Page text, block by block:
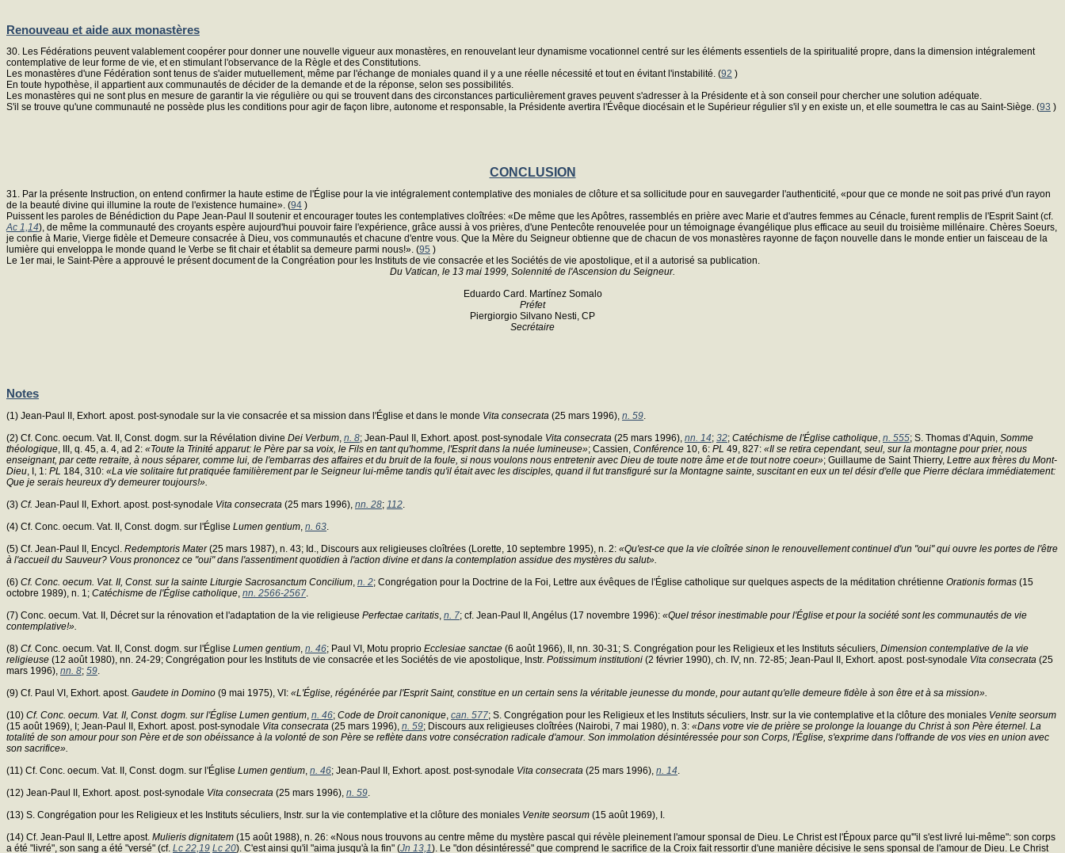
Renouveau et aide aux monastères
30. Les Fédérations peuvent valablement coopérer pour donner une nouvelle vigueur aux monastères, en renouvelant leur dynamisme vocationnel centré sur les éléments essentiels de la spiritualité propre, dans la dimension intégralement
contemplative de leur forme de vie, et en stimulant l'observance de la Règle et des Constitutions.
Les monastères d'une Fédération sont tenus de s'aider mutuellement, même par l'échange de moniales quand il y a une réelle nécessité et tout en évitant l'instabilité. (92 )
En toute hypothèse, il appartient aux communautés de décider de la demande et de la réponse, selon ses possibilités.
Les monastères qui ne sont plus en mesure de garantir la vie régulière ou qui se trouvent dans des circonstances particulièrement graves peuvent s'adresser à la Présidente et à son conseil pour chercher une solution adéquate.
S'il se trouve qu'une communauté ne possède plus les conditions pour agir de façon libre, autonome et responsable, la Présidente avertira l'Évêque diocésain et le Supérieur régulier s'il y en existe un, et elle soumettra le cas au Saint-Siège. (93 )
CONCLUSION
31. Par la présente Instruction, on entend confirmer la haute estime de l'Église pour la vie intégralement contemplative des moniales de clôture et sa sollicitude pour en sauvegarder l'authenticité, «pour que ce monde ne soit pas privé d'un rayon
de la beauté divine qui illumine la route de l'existence humaine». (94 )
Puissent les paroles de Bénédiction du Pape Jean-Paul II soutenir et encourager toutes les contemplatives cloîtrées: «De même que les Apôtres, rassemblés en prière avec Marie et d'autres femmes au Cénacle, furent remplis de l'Esprit Saint (cf.
Ac 1,14), de même la communauté des croyants espère aujourd'hui pouvoir faire l'expérience, grâce aussi à vos prières, d'une Pentecôte renouvelée pour un témoignage évangélique plus efficace au seuil du troisième millénaire. Chères Soeurs,
je confie à Marie, Vierge fidèle et Demeure consacrée à Dieu, vos communautés et chacune d'entre vous. Que la Mère du Seigneur obtienne que de chacun de vos monastères rayonne de façon nouvelle dans le monde entier un faisceau de la
lumière qui enveloppa le monde quand le Verbe se fit chair et établit sa demeure parmi nous!». (95 )
Le 1er mai, le Saint-Père a approuvé le présent document de la Congréation pour les Instituts de vie consacrée et les Sociétés de vie apostolique, et il a autorisé sa publication.
Du Vatican, le 13 mai 1999, Solennité de l'Ascension du Seigneur.
Eduardo Card. Martínez Somalo
Préfet
Piergiorgio Silvano Nesti, CP
Secrétaire
Notes
(1) Jean-Paul II, Exhort. apost. post-synodale sur la vie consacrée et sa mission dans l'Église et dans le monde Vita consecrata (25 mars 1996), n. 59
(2) Cf. Conc. oecum. Vat. II, Const. dogm. sur la Révélation divine Dei Verbum n. 8; Jean-Paul II, Exhort. apost. post-synodale Vita consecrata (25 mars 1996), nn. 14; 32; Catéchisme de l'Église catholique n. 555; S. Thomas d'Aquin, Somme
théologique , III, q. 45, a. 4, ad 2: «Toute la Trinité apparut: le Père par sa voix, le Fils en tant qu'homme, l'Esprit dans la nuée lumineuse»; Cassien, Conférence 10, 6: PL 49, 827: «Il se retira cependant, seul, sur la montagne pour prier, nous
enseignant, par cette retraite, à nous séparer, comme lui, de l'embarras des affaires et du bruit de la foule, si nous voulons nous entretenir avec Dieu de toute notre âme et de tout notre coeur»; Guillaume de Saint Thierry, Lettre aux frères du Mont-
Dieu , I, 1: PL 184, 310: «La vie solitaire fut pratiquée familièrement par le Seigneur lui-même tandis qu'il était avec les disciples, quand il fut transfiguré sur la Montagne sainte, suscitant en eux un tel désir d'elle que Pierre déclara immédiatement:
Que je serais heureux d'y demeurer toujours!».
(3) Cf. Jean-Paul II, Exhort. apost. post-synodale Vita consecrata (25 mars 1996), nn. 28; 112
(4) Cf. Conc. oecum. Vat. II, Const. dogm. sur l'Église Lumen gentium n. 63
(5) Cf. Jean-Paul II, Encycl. Redemptoris Mater(25 mars 1987), n. 43; Id., Discours aux religieuses cloîtrées (Lorette, 10 septembre 1995), n. 2: «Qu'est-ce que la vie cloîtrée sinon le renouvellement continuel d'un "oui" qui ouvre les portes de l'être
à l'accueil du Sauveur? Vous prononcez ce "oui" dans l'assentiment quotidien à l'action divine et dans la contemplation assidue des mystères du salut».
(6) Cf. Conc. oecum. Vat. II, Const. sur la sainte Liturgie Sacrosanctum Concilium n. 2; Congrégation pour la Doctrine de la Foi, Lettre aux évêques de l'Église catholique sur quelques aspects de la méditation chrétienne Orationis formas (15
octobre 1989), n. 1; Catéchisme de l'Église catholique nn. 2566-2567
(7) Conc. oecum. Vat. II, Décret sur la rénovation et l'adaptation de la vie religieuse Perfectae caritatis n. 7; cf. Jean-Paul II, Angélus (17 novembre 1996): «Quel trésor inestimable pour l'Église et pour la société sont les communautés de vie
contemplative!».
(8) Cf. Conc. oecum. Vat. II, Const. dogm. sur l'Église Lumen gentium n. 46; Paul VI, Motu proprio Ecclesiae sanctae (6 août 1966), II, nn. 30-31; S. Congrégation pour les Religieux et les Instituts séculiers, Dimension contemplative de la vie
religieuse (12 août 1980), nn. 24-29; Congrégation pour les Instituts de vie consacrée et les Sociétés de vie apostolique, Instr. Potissimum institutioni (2 février 1990), ch. IV, nn. 72-85; Jean-Paul II, Exhort. apost. post-synodale Vita consecrata (25
mars 1996), nn. 8; 59
(9) Cf. Paul VI, Exhort. apost. Gaudete in Domino (9 mai 1975), VI: «L'Église, régénérée par l'Esprit Saint, constitue en un certain sens la véritable jeunesse du monde, pour autant qu'elle demeure fidèle à son être et à sa mission».
(10) Cf. Conc. oecum. Vat. II, Const. dogm. sur l'Église Lumen gentium n. 46; Code de Droit canonique can. 577; S. Congrégation pour les Religieux et les Instituts séculiers, Instr. sur la vie contemplative et la clôture des moniales Venite seorsum
(15 août 1969), I; Jean-Paul II, Exhort. apost. post-synodale Vita consecrata (25 mars 1996), n. 59; Discours aux religieuses cloîtrées (Nairobi, 7 mai 1980), n. 3: «Dans votre vie de prière se prolonge la louange du Christ à son Père éternel. La
totalité de son amour pour son Père et de son obéissance à la volonté de son Père se reflète dans votre consécration radicale d'amour. Son immolation désintéressée pour son Corps, l'Église, s'exprime dans l'offrande de vos vies en union avec
son sacrifice».
(11) Cf. Conc. oecum. Vat. II, Const. dogm. sur l'Église Lumen gentium n. 46; Jean-Paul II, Exhort. apost. post-synodale Vita consecrata (25 mars 1996), n. 14
(12) Jean-Paul II, Exhort. apost. post-synodale Vita consecrata (25 mars 1996), n. 59
(13) S. Congrégation pour les Religieux et les Instituts séculiers, Instr. sur la vie contemplative et la clôture des moniales Venite seorsum (15 août 1969), I.
(14) Cf. Jean-Paul II, Lettre apost. Mulieris dignitatem (15 août 1988), n. 26: «Nous nous trouvons au centre même du mystère pascal qui révèle pleinement l'amour sponsal de Dieu. Le Christ est l'Époux parce qu'"il s'est livré lui-même": son corps
a été "livré", son sang a été "versé" (cf. Lc 22,19 Lc 20). C'est ainsi qu'il "aima jusqu'à la fin" (Jn 13,1). Le "don désintéressé" que comprend le sacrifice de la Croix fait ressortir d'une manière décisive le sens sponsal de l'amour de Dieu. Le Christ